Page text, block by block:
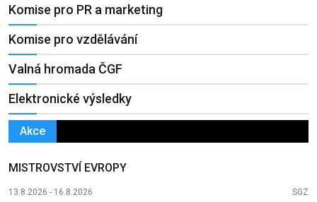
Komise pro PR a marketing
Komise pro vzdělávání
Valná hromada ČGF
Elektronické výsledky
Akce
MISTROVSTVÍ EVROPY
13.8.2026 - 16.8.2026 SGZ